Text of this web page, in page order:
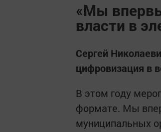
«Мы
власти в
Сергей
цифровизация в
В этом году
формате. Мы
муниципальных